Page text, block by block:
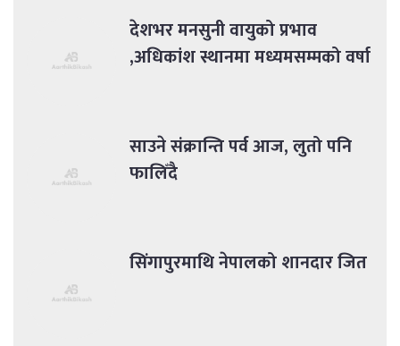
देशभर मनसुनी वायुको प्रभाव
,अधिकांश स्थानमा मध्यमसम्मको वर्षा
साउने संक्रान्ति पर्व आज, लुतो पनि
फालिँदै
सिंगापुरमाथि नेपालको शानदार जित